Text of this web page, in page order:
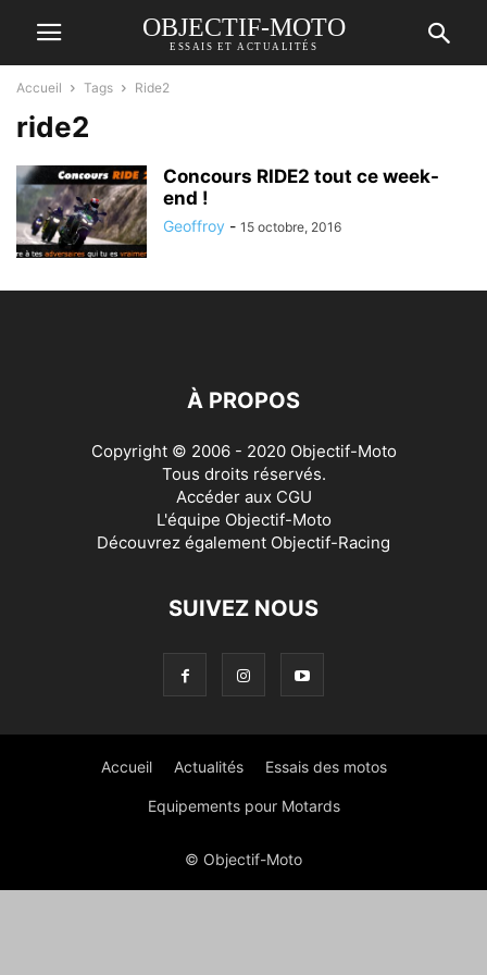
OBJECTIF-MOTO
ESSAIS ET ACTUALITÉS
Accueil Tags Ride2
ride2
Concours RIDE2 tout ce week-
end !
Geoffroy - 15 octobre, 2016
À PROPOS
Copyright © 2006 - 2020 Objectif-Moto
Tous droits réservés.
Accéder aux CGU
L'équipe Objectif-Moto
Découvrez également Objectif-Racing
SUIVEZ NOUS
Accueil Actualités Essais des motos
Equipements pour Motards
© Objectif-Moto